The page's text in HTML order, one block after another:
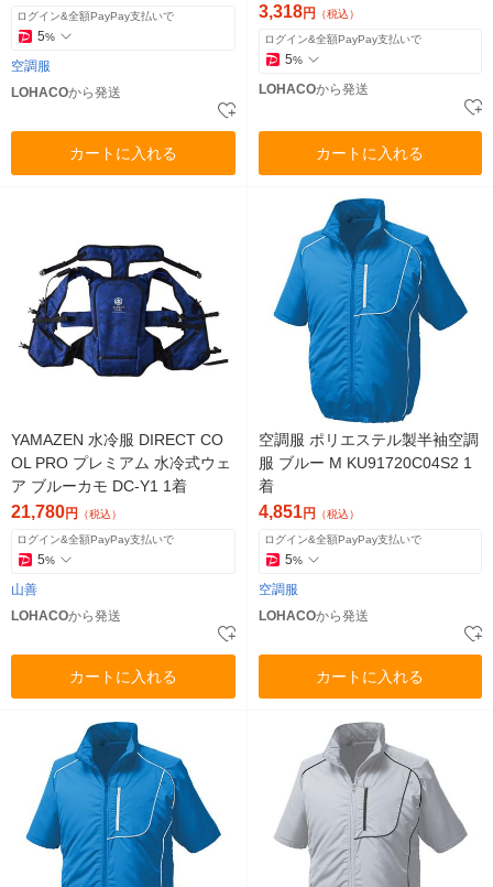
ログイン&全額PayPay支払いで
5%
空調服
LOHACOから発送
カートに入れる
3,318円 （税込）
ログイン&全額PayPay支払いで
5%
LOHACOから発送
カートに入れる
YAMAZEN 水冷服 DIRECT CO
OL PRO プレミアム 水冷式ウェ
ア ブルーカモ DC-Y1 1着
21,780円 （税込）
ログイン&全額PayPay支払いで
5%
山善
LOHACOから発送
カートに入れる
空調服 ポリエステル製半袖空調
服 ブルー M KU91720C04S2 1
着
4,851円 （税込）
ログイン&全額PayPay支払いで
5%
空調服
LOHACOから発送
カートに入れる